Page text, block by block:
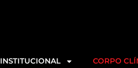
INSTITUCIONAL CORPO